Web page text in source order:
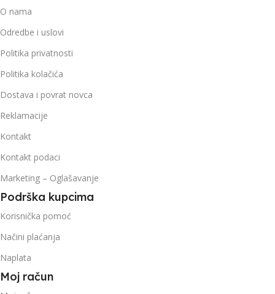
O nama
Odredbe i uslovi
Politika privatnosti
Politika kolačića
Dostava i povrat novca
Reklamacije
Kontakt
Kontakt podaci
Marketing – Oglašavanje
Podrška kupcima
Korisnička pomoć
Načini plaćanja
Naplata
Moj račun